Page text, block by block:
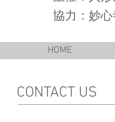
協力：妙心
HOME
CONTACT US